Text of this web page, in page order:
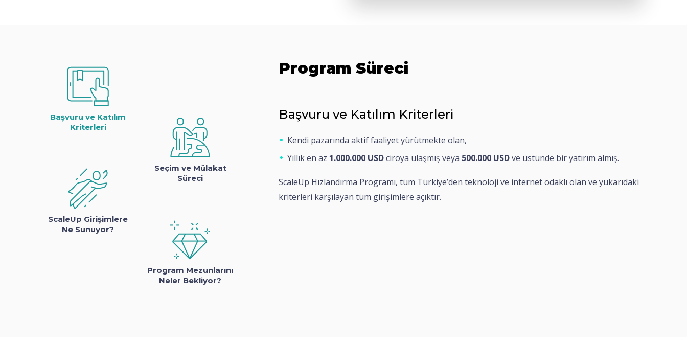
Program Süreci
Başvuru ve Katılım
Kriterleri
Seçim ve Mülakat
Süreci
ScaleUp Girişimlere
Ne Sunuyor?
Program Mezunlarını
Neler Bekliyor?
Başvuru ve Katılım Kriterleri
Kendi pazarında aktif faaliyet yürütmekte olan,
Yıllık en az 1.000.000 USDciroya ulaşmış veya 500.000 USDve üstünde bir yatırım almış.
ScaleUp Hızlandırma Programı, tüm Türkiye’den teknoloji ve internet odaklı olan ve yukarıdaki
kriterleri karşılayan tüm girişimlere açıktır.